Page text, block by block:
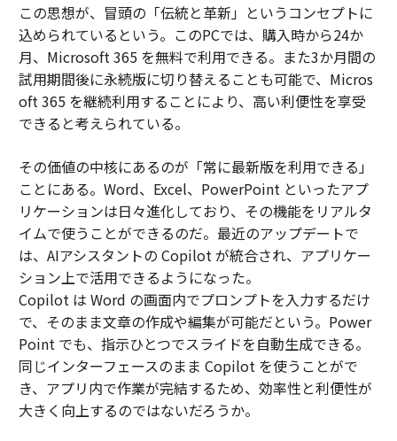
この思想が、冒頭の「伝統と革新」というコンセプトに
込められているという。このPCでは、購入時から24か
月、Microsoft 365 を無料で利用できる。また3か月間の
試用期間後に永続版に切り替えることも可能で、Micros
oft 365 を継続利用することにより、高い利便性を享受
できると考えられている。
その価値の中核にあるのが「常に最新版を利用できる」
ことにある。Word、Excel、PowerPoint といったアプ
リケーションは日々進化しており、その機能をリアルタ
イムで使うことができるのだ。最近のアップデートで
は、AIアシスタントの Copilot が統合され、アプリケー
ション上で活用できるようになった。
Copilot は Word の画面内でプロンプトを入力するだけ
で、そのまま文章の作成や編集が可能だという。Power
Point でも、指示ひとつでスライドを自動生成できる。
同じインターフェースのまま Copilot を使うことがで
き、アプリ内で作業が完結するため、効率性と利便性が
大きく向上するのではないだろうか。